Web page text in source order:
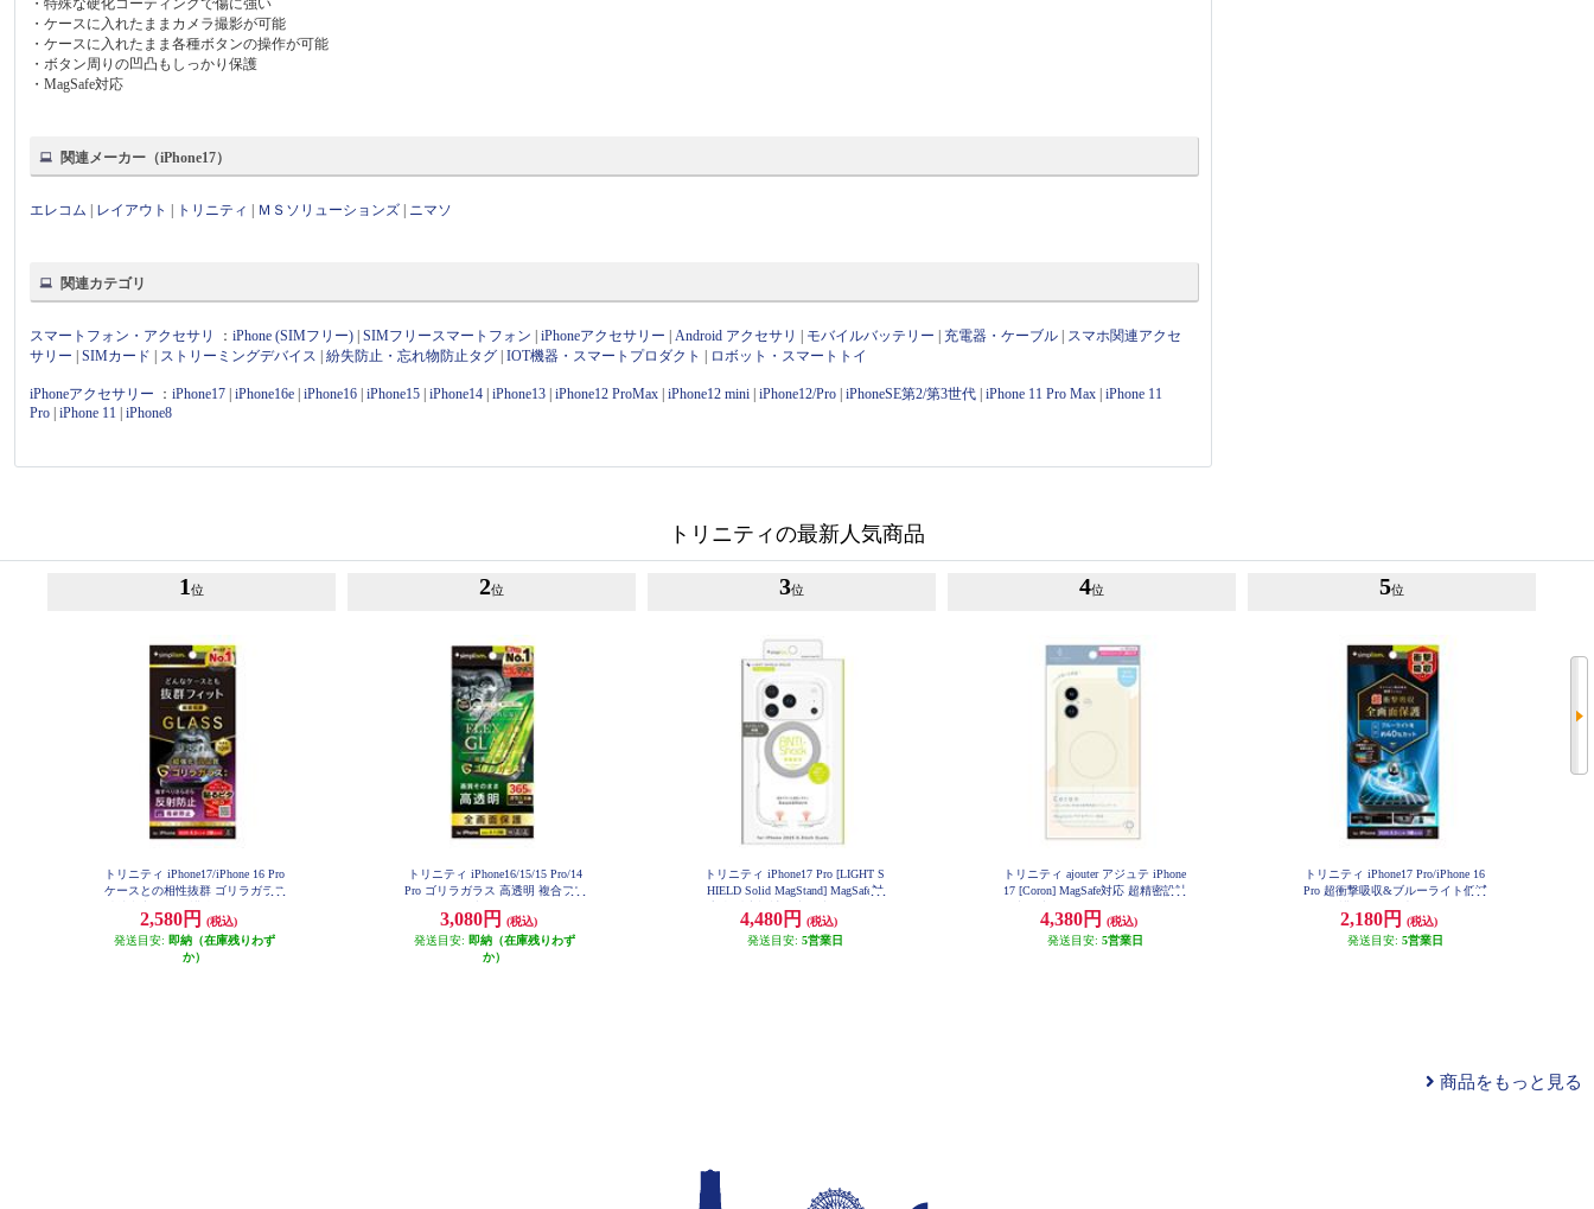
・特殊な硬化コーティングで傷に強い
・ケースに入れたままカメラ撮影が可能
・ケースに入れたまま各種ボタンの操作が可能
・ボタン周りの凹凸もしっかり保護
・MagSafe対応
関連メーカー（iPhone17）
エレコム レイアウト トリニティ ＭＳソリューションズ ニマソ
関連カテゴリ
スマートフォン・アクセサリ ：iPhone (SIMフリー) |SIMフリースマートフォン |iPhoneアクセサリー |Android アクセサリ モバイルバッテリー 充電器・ケーブル
スマホ関連アクセ
サリー |SIMカード ストリーミングデバイス |紛失防止・忘れ物防止タグ |IOT機器・スマートプロダクト ロボット・スマートトイ
iPhoneアクセサリー ：iPhone17 |iPhone16e |iPhone16 |iPhone15 |iPhone14 |iPhone13 |iPhone12 ProMax |iPhone12 mini |iPhone12/Pro |iPhoneSE第2/第3世代 |iPhone 11 Pro Max |iPhone 11
Pro |iPhone 11 |iPhone8
トリニティの最新人気商品
1 位
トリニティ iPhone17/iPhone 16 Pro
ケースとの相性抜群 ゴリラガラス
P25M2-GLS-GOAG
2,580円
(税込)
発送目安: 即納（在庫残りわず
か）
2位
トリニティ iPhone16/15/15 Pro/14
Pro ゴリラガラス 高透明 複合フレ
-GOCCBK
3,080円
(税込)
発送目安: 即納（在庫残りわず
か）
3位
トリニティ iPhone17 Pro [LIGHT S
HIELD Solid MagStand] MagSafe対
タンド付きハイブリッドクリアケ
ース シルバーリングスタンド TR-I
4,480円
(税込)
発送目安: 5営業日
4位
トリニティ ajouter アジュテ iPhone
17 [Coron] MagSafe対応 超精密設計
ワイト AJ-IP25M2-CR-MWT
4,380円
(税込)
発送目安: 5営業日
5位
トリニティ iPhone17 Pro/iPhone 16
Pro 超衝撃吸収&ブルーライト低減
-PFPM-SKBCC
2,180円
(税込)
発送目安: 5営業日
商品をもっと見る